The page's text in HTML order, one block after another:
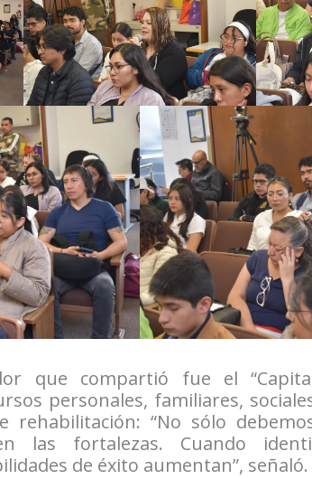
que compartió fue el
personales, familiares,
rehabilitación: “No sólo
las fortalezas. Cuando
de éxito aumentan”, señaló.